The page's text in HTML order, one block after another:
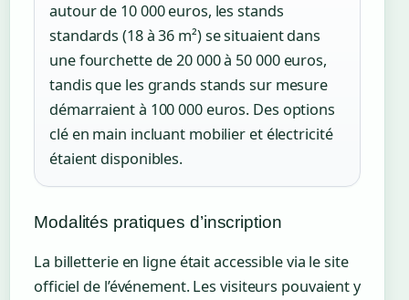
autour de 10 000 euros, les stands
standards (18 à 36 m²) se situaient dans
une fourchette de 20 000 à 50 000 euros,
tandis que les grands stands sur mesure
démarraient à 100 000 euros. Des options
clé en main incluant mobilier et électricité
étaient disponibles.
Modalités pratiques d’inscription
La billetterie en ligne était accessible via le site
officiel de l’événement. Les visiteurs pouvaient y